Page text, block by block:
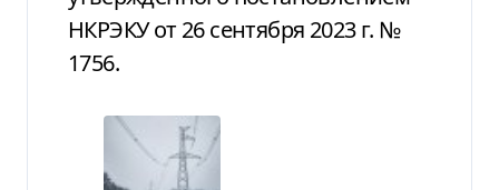
НКРЭКУ от 26 сентября 2023 г. №
1756.